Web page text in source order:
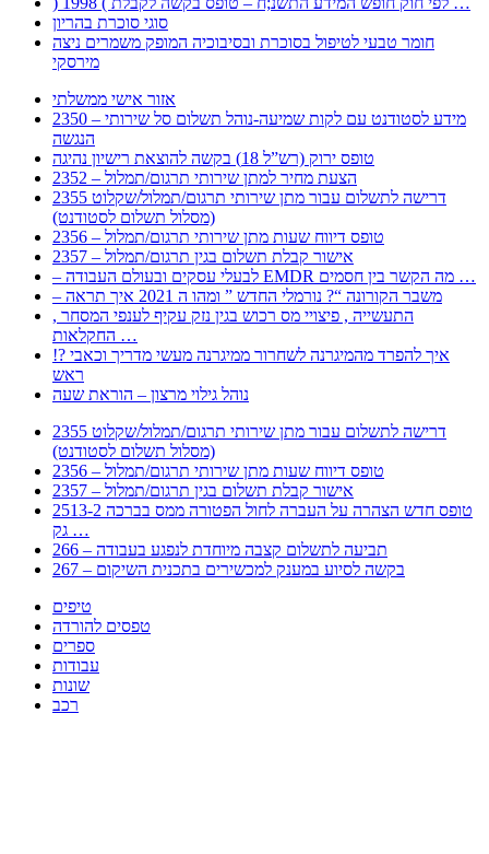
סוגי סוכרת בהריון
חומר טבעי לטיפול בסוכרת ובסיבוכיה המופק משמרים ניצה
מירסקי
אזור אישי ממשלתי
2350 – מידע לסטודנט עם לקות שמיעה-נוהל תשלום סל שירותי
הנגשה
טופס ירוק (רש”ל 18) בקשה להוצאת רישיון נהיגה
2352 – הצעת מחיר למתן שירותי תרגום/תמלול
2355 דרישה לתשלום עבור מתן שירותי תרגום/תמלול/שקלוט
(מסלול תשלום לסטודנט)
2356 – טופס דיווח שעות מתן שירותי תרגום/תמלול
2357 – אישור קבלת תשלום בגין תרגום/תמלול
– לבעלי עסקים ובעולם העבודה EMDR מה הקשר בין חסמים …
– משבר הקורונה “? נורמלי החדש ” ומהו ה 2021 איך תראה
, התעשייה , פיצויי מס רכוש בגין נזק עקיף לענפי המסחר
החקלאות …
!? איך להפרד מהמיגרנה לשחרור ממיגרנה מעשי מדריך וכאבי
ראש
נוהל גילוי מרצון – הוראת שעה
2355 דרישה לתשלום עבור מתן שירותי תרגום/תמלול/שקלוט
(מסלול תשלום לסטודנט)
2356 – טופס דיווח שעות מתן שירותי תרגום/תמלול
2357 – אישור קבלת תשלום בגין תרגום/תמלול
2513-2 טופס חדש הצהרה על העברה לחול הפטורה ממס בברכה
גק …
266 – תביעה לתשלום קצבה מיוחדת לנפגע בעבודה
267 – בקשה לסיוע במענק למכשירים בתכנית השיקום
טיפים
טפסים להורדה
ספרים
עבודות
שונות
רכב